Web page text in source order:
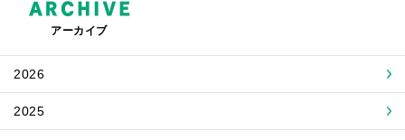
アーカイブ
2026
2025